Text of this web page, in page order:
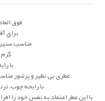
فوق
براي
مناسب سنين 30 سال به
با
عطری بی نظیر و پرشور
با رایحه چوب،
با این عطر اعتماد به نفس خود را